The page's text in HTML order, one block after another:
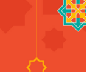
sudutnya terbatas.
bagasi Toyota